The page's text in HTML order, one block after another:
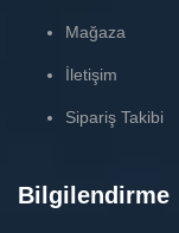
Mağaza
İletişim
Sipariş Takibi
Bilgilendirme